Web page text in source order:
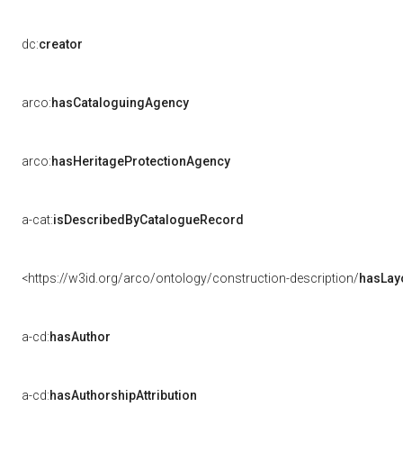
dc:creator
arco:hasCataloguingAgency
arco:hasHeritageProtectionAgency
a-cat:isDescribedByCatalogueRecord
<https://w3id.org/arco/ontology/construction-description/
a-cd:hasAuthor
a-cd:hasAuthorshipAttribution